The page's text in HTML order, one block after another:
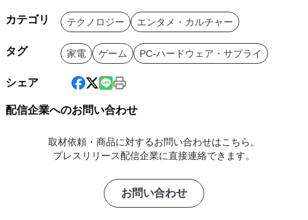
カテゴリ テクノロジー エンタメ・カルチャー
タグ 家電 ゲーム PC-ハードウェア・サプライ
シェア
配信企業へのお問い合わせ
取材依頼・商品に対するお問い合わせはこちら。
プレスリリース配信企業に直接連絡できます。
お問い合わせ